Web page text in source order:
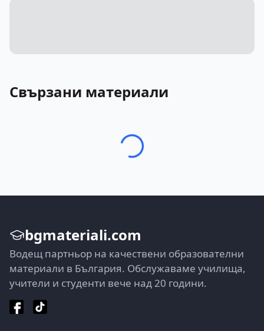
Свързани материали
bgmateriali.com
Водещ партньор на качествени образователни
материали в България. Обслужаваме училища,
учители и студенти вече над 20 години.